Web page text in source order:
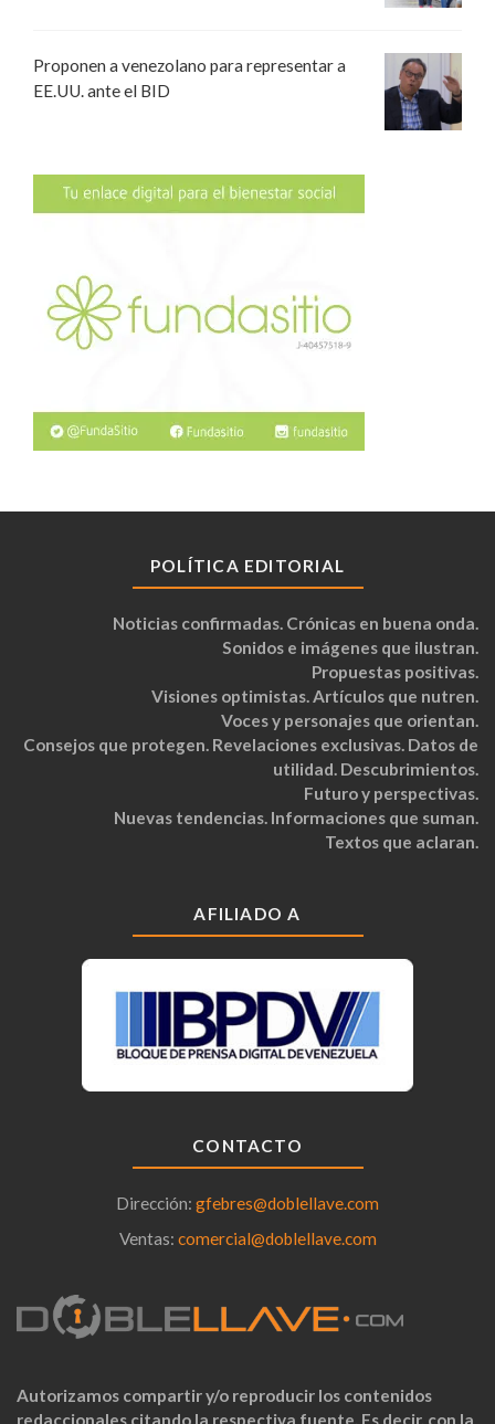
Proponen a venezolano para representar a
EE.UU. ante el BID
POLÍTICA EDITORIAL
Noticias confirmadas. Crónicas en buena onda.
Sonidos e imágenes que ilustran.
Propuestas positivas.
Visiones optimistas. Artículos que nutren.
Voces y personajes que orientan.
Consejos que protegen. Revelaciones exclusivas. Datos de
utilidad. Descubrimientos.
Futuro y perspectivas.
Nuevas tendencias. Informaciones que suman.
Textos que aclaran.
AFILIADO A
CONTACTO
Dirección: gfebres@doblellave.com
Ventas: comercial@doblellave.com
Autorizamos compartir y/o reproducir los contenidos